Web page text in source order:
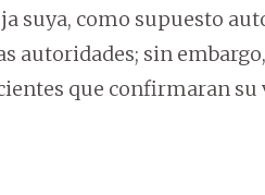
suya, como supuesto
autoridades; sin
que confirmaran